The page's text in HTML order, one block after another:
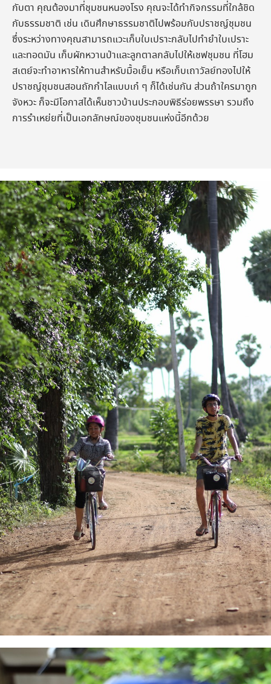
กับตา คุณต้องมาที่ชุมชนหนองโรง คุณจะได้ทำกิจกรรมที่ใกล้ชิด
กับธรรมชาติ เช่น เดินศึกษาธรรมชาติไปพร้อมกับปราชญ์ชุมชน
ซึ่งระหว่างทางคุณสามารถแวะเก็บใบเปราะกลับไปทำยำใบเปราะ
และทอดมัน เก็บผักหวานป่าและลูกตาลกลับไปให้เชฟชุมชน ที่โฮม
สเตย์จะทำอาหารให้ทานสำหรับมื้อเย็น หรือเก็บเถาวัลย์ทองไปให้
ปราชญ์ชุมชนสอนถักกำไลแบบเก๋ ๆ ก็ได้เช่นกัน ส่วนถ้าใครมาถูก
จังหวะ ก็จะมีโอกาสได้เห็นชาวบ้านประกอบพิธีร่อยพรรษา รวมถึง
การรำเหย่ยที่เป็นเอกลักษณ์ของชุมชนแห่งนี้อีกด้วย